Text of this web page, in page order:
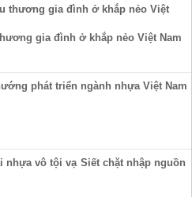
gia đình ở khắp nẻo Việt Nam
phát triển ngành nhựa Việt Nam
Siết chặt nhập nguồn